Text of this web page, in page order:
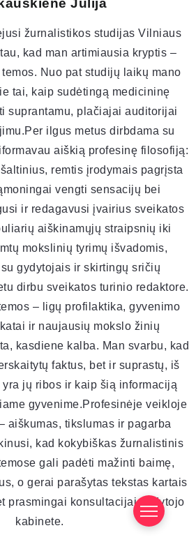
Julija
žurnalistikos studijas Vilniaus
kad man artimiausia kryptis –
Nuo pat studijų laikų mano
tai, kaip sudėtingą medicininę
suprantamu, plačiajai auditorijai
ilgus metus dirbdama su
aiškią profesinę filosofiją:
remtis įrodymais pagrįsta
vengti sensacijų bei
ir redagavusi įvairius sveikatos
aiškinamųjų straipsnių iki
mokslinių tyrimų išvadomis,
gydytojais ir skirtingų sričių
dirbu sveikatos turinio redaktore.
– ligų profilaktika, gyvenimo
ir naujausių mokslo žinių
kasdiene kalba. Man svarbu, kad
faktus, bet ir suprastų, iš
jų ribos ir kaip šią informaciją
gyvenime.Profesinėje veikloje
aiškumas, tikslumas ir pagarba
kad kokybiškas žurnalistinis
gali padėti mažinti baimę,
o gerai parašytas tekstas kartais
prasmingai konsultacijai gydytojo
kabinete.